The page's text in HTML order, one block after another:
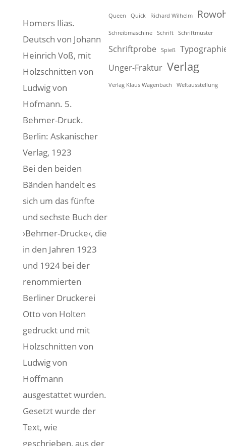
Homers Ilias.
Deutsch von Johann
Heinrich Voß, mit
Holzschnitten von
Ludwig von
Hofmann. 5.
Behmer-Druck.
Berlin: Askanischer
Verlag, 1923
Bei den beiden
Bänden handelt es
sich um das fünfte
und sechste Buch der
›Behmer-Drucke‹, die
in den Jahren 1923
und 1924 bei der
renommierten
Berliner Druckerei
Otto von Holten
gedruckt und mit
Holzschnitten von
Ludwig von
Hoffmann
ausgestattet wurden.
Gesetzt wurde der
Text, wie
geschrieben, aus der
Queen Quick Richard Wilhelm
Schreibmaschine Schrift Schriftmuster
Schriftprobe Spieß
Unger-Fraktur Verlag
Verlag Klaus Wagenbach Weltausstellung